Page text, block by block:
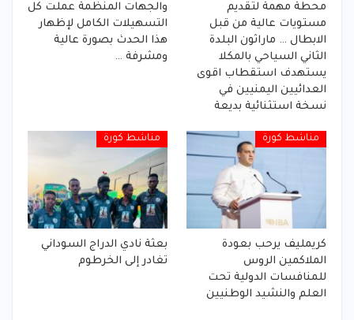
محطة مهمة لتقديم
مستويات عالية من قبل
الابطال … ماراثون البلدة
الثاني السياحي بالمكلا
يستهدف استقطاب اقوى
العدائيين اليمنيين في
نسخة استثنائية بديعة
والجهات المنظمة عملت كل
التسهيلات الكامل لإظهار
هذا الحدث بصورة عالية
ومشرفة …
مناشط كورة
كريمليف يرحب بعودة
الملاكمين الروس
للمنافسات الدولية تحت
العلم والنشيد الوطنيين
مناشط كورة
بعثة نادي الدراج السوداني
تغادر إلى الخرطوم